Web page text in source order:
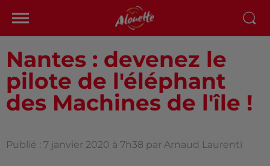
Nantes : devenez le
pilote de l'éléphant
des Machines de l'île !
Publié : 7 janvier 2020 à 7h38 par Arnaud Laurenti